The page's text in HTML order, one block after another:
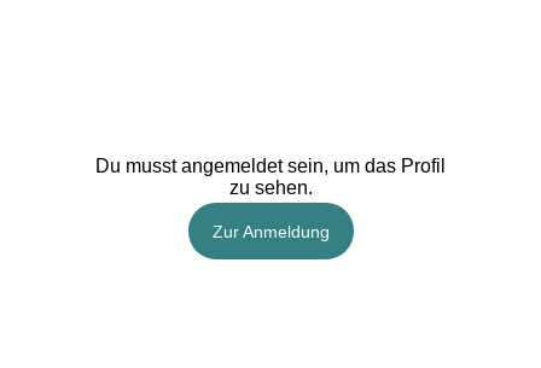
Du musst angemeldet sein, um das Profil
zu sehen.
Zur Anmeldung